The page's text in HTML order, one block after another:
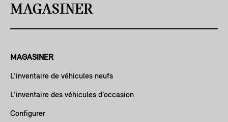
MAGASINER
MAGASINER
L’inventaire de véhicules neufs
L’inventaire des véhicules d’occasion
Configurer